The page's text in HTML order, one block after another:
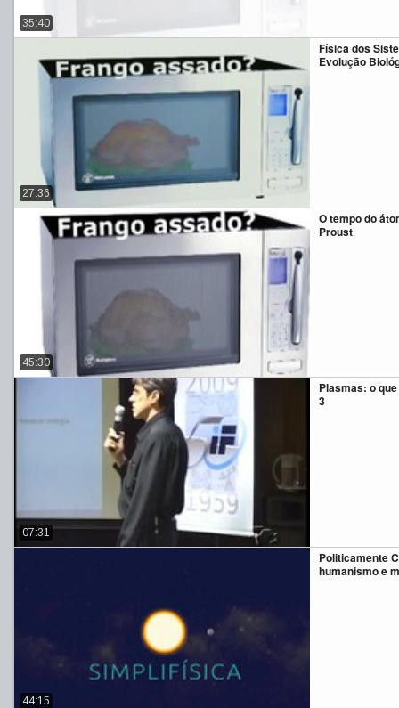
35:40
Física dos
Evolução
27:36
O tempo do
Proust
45:30
Plasmas: o
3
07:31
Politicamente
humanismo e
44:15